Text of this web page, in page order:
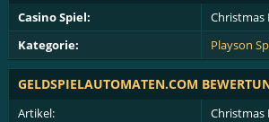
Casino Spiel:
Christmas
Kategorie:
Playson
GELDSPIELAUTOMATEN.COM
Artikel:
Christmas